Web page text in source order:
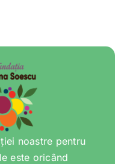
noastre pentru
este oricând